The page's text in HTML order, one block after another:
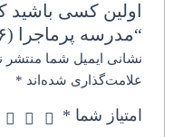
اولین کسی باشید
“مدرسه پرماجرا (۱۶)”
نشانی ایمیل شما منتشر
علامت‌گذاری شده‌اند *
امتیاز شما *